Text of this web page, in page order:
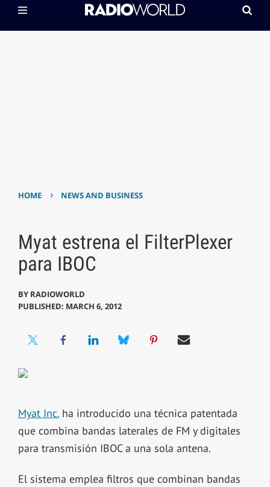
HOME › NEWS AND BUSINESS
Myat estrena el FilterPlexer
para IBOC
BY RADIOWORLD
PUBLISHED: MARCH 6, 2012
Myat Inc.ha introducido una técnica patentada
que combina bandas laterales de FM y digitales
para transmisión IBOC a una sola antena.
El sistema emplea filtros que combinan bandas